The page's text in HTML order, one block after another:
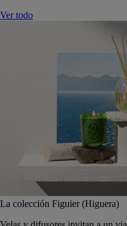
Ver todo
La colección Figuier (Higuera)